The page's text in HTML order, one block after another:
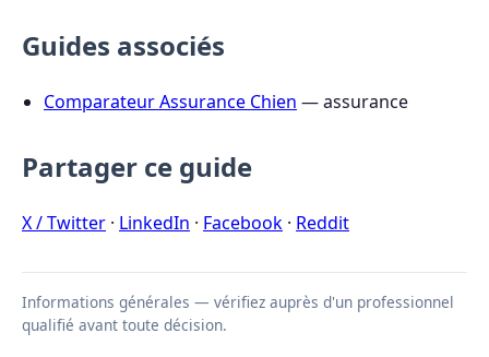
Guides associés
Comparateur Assurance Chien — assurance
Partager ce guide
X / Twitter · LinkedIn · Facebook · Reddit
Informations générales — vérifiez auprès d'un professionnel
qualifié avant toute décision.